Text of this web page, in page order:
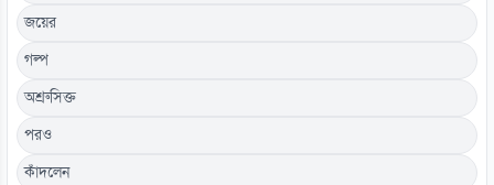
জয়ের
গল্প
অশ্রুসিক্ত
পরও
কাঁদলেন